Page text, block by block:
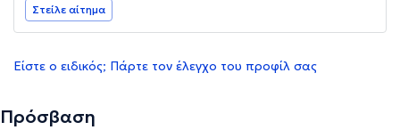
Στείλε αίτημα
Είστε ο ειδικός; Πάρτε τον έλεγχο του προφίλ σας
Πρόσβαση